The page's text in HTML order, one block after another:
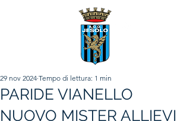
PARIDE VIANELLO
NUOVO MISTER ALLIEVI
29 nov 2024 Tempo di lettura: 1 min